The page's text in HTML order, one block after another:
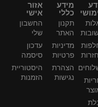
מידע
כללי
תקנון
האתר
מדיניות
פרטיות
הצהרת
נגישות
אזור
אישי
החשבון
שלי
עדכון
סיסמה
היסטוריית
הזמנות